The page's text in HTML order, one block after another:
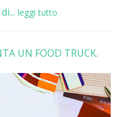
leggi tutto
UN FOOD TRUCK.